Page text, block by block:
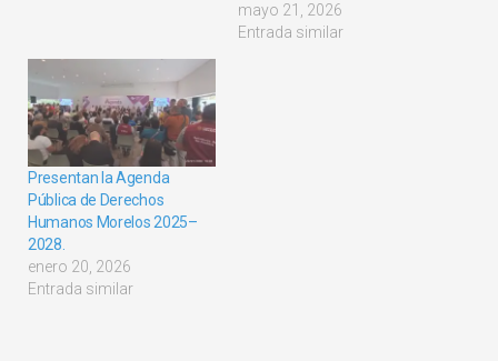
mayo 21, 2026
Entrada similar
Presentan la Agenda
Pública de Derechos
Humanos Morelos 2025–
2028.
enero 20, 2026
Entrada similar